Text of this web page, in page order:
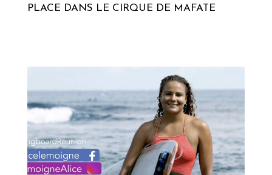
Lire la suite
PLACE DANS LE CIRQUE DE MAFATE